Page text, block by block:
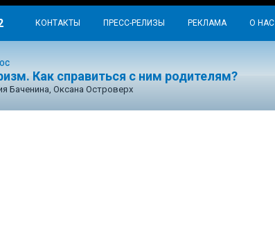
КОНТАКТЫ ПРЕСС-РЕЛИЗЫ РЕКЛАМА О НАС
Как справиться с ним родителям?
Баченина, Оксана Островерх